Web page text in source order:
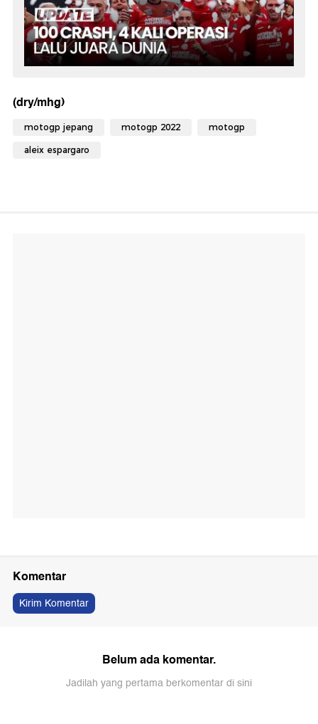
(dry/mhg)
motogp jepang motogp 2022 motogp
aleix espargaro
Komentar
Kirim Komentar
Belum ada komentar.
Jadilah yang pertama berkomentar di sini